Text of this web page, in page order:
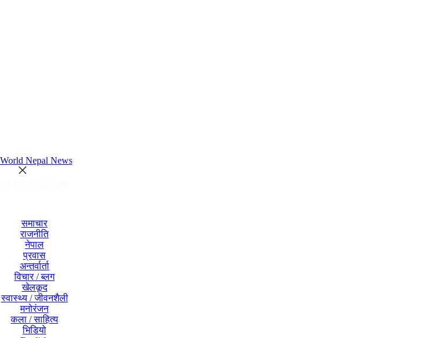
समाचार
राजनीति
नेपाल
प्रवास
अन्तर्वार्ता
विचार / ब्लग
खेलकूद
स्वास्थ्य / जीवनशैली
मनोरंजन
कला / साहित्य
भिडियो